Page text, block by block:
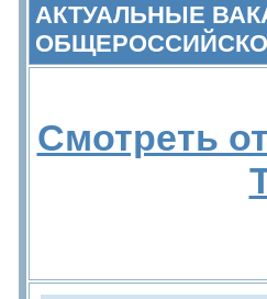
АКТУАЛЬНЫЕ
Смотреть